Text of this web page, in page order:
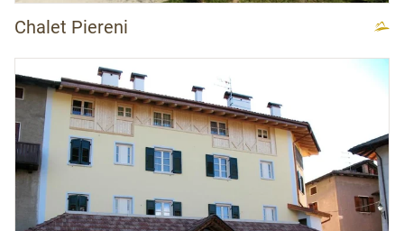
Chalet Piereni